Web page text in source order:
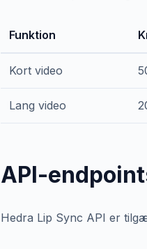
Funktion
Kort video
Lang video
API-
Hedra Lip Sync API er